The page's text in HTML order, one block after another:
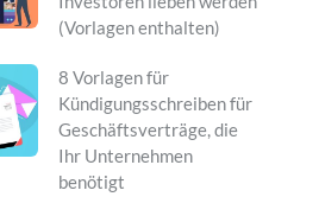
(Vorlagen enthalten)
8 Vorlagen für
Kündigungsschreiben für
Geschäftsverträge, die
Ihr Unternehmen
benötigt